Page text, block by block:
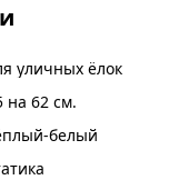
уличных ёлок
на 62 см.
белый